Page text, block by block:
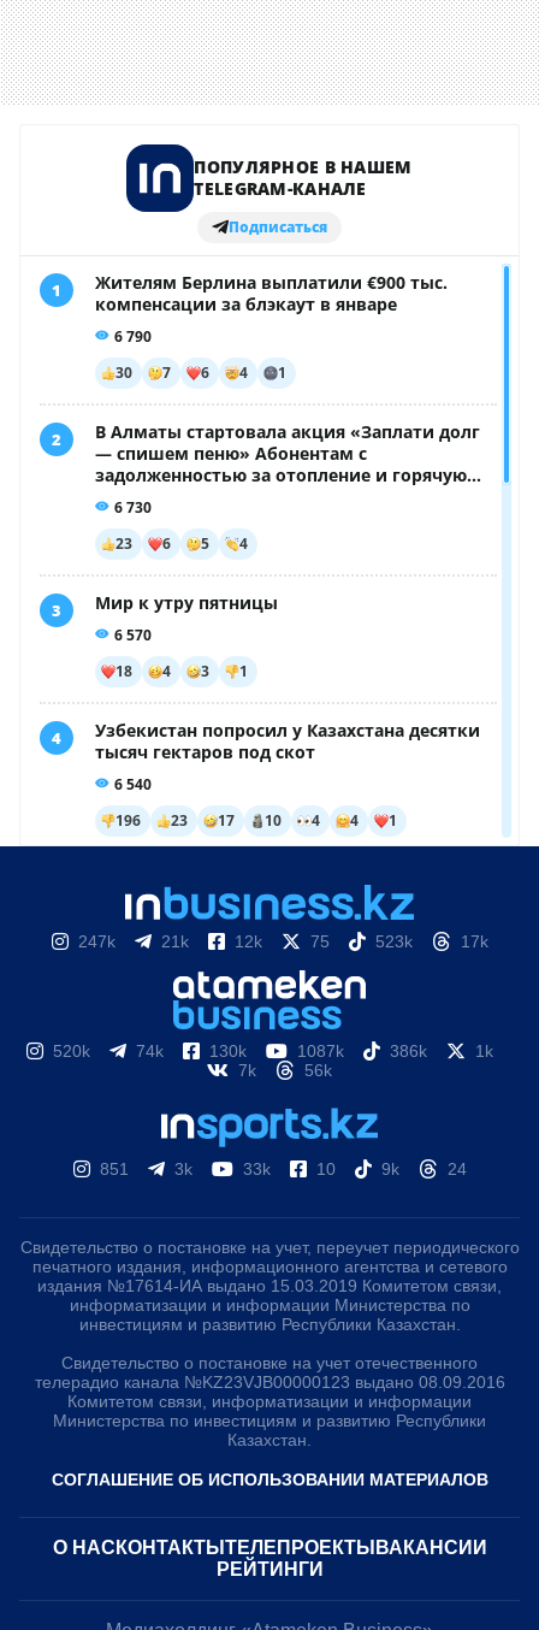
247k 21k 12k 75 523k 17k
520k 74k 130k 1087k 386k
1k
7k
56k
851 3k 33k 10 9k 24
Свидетельство о постановке на учет, переучет периодического
печатного издания, информационного агентства и сетевого
издания №17614-ИА выдано 15.03.2019 Комитетом связи,
информатизации и информации Министерства по
инвестициям и развитию Республики Казахстан.
Свидетельство о постановке на учет отечественного
телерадио канала №KZ23VJB00000123 выдано 08.09.2016
Комитетом связи, информатизации и информации
Министерства по инвестициям и развитию Республики
Казахстан.
СОГЛАШЕНИЕ ОБ ИСПОЛЬЗОВАНИИ МАТЕРИАЛОВ
О НАС КОНТАКТЫ ТЕЛЕПРОЕКТЫ ВАКАНСИИ
РЕЙТИНГИ